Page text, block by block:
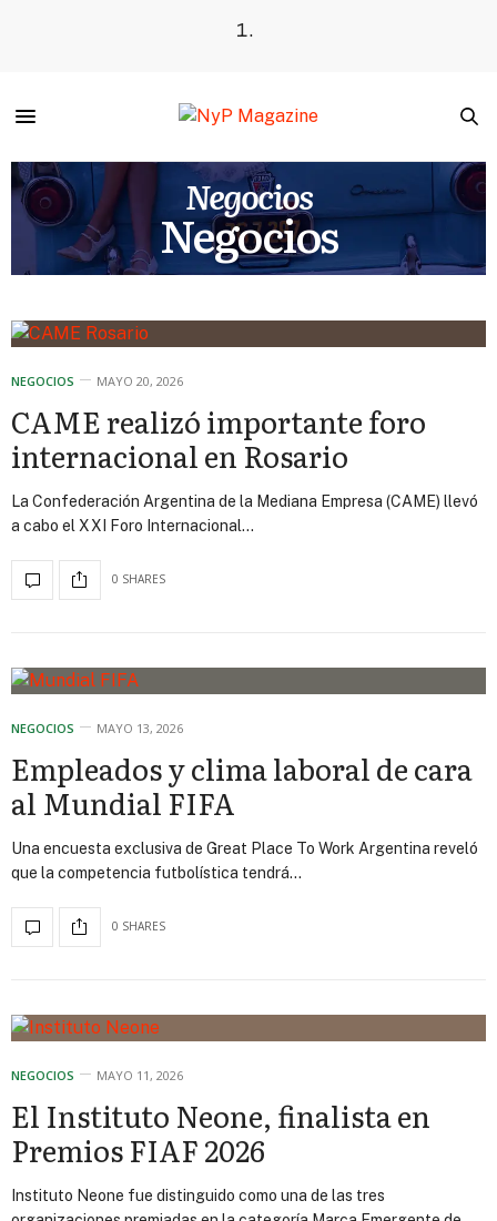
Negocios
Negocios
NEGOCIOS MAYO 20, 2026
CAME realizó importante foro
internacional en Rosario
La Confederación Argentina de la Mediana Empresa (CAME) llevó
a cabo el XXI Foro Internacional…
0 SHARES
NEGOCIOS MAYO 13, 2026
Empleados y clima laboral de cara
al Mundial FIFA
Una encuesta exclusiva de Great Place To Work Argentina reveló
que la competencia futbolística tendrá…
0 SHARES
NEGOCIOS MAYO 11, 2026
El Instituto Neone, finalista en
Premios FIAF 2026
Instituto Neone fue distinguido como una de las tres